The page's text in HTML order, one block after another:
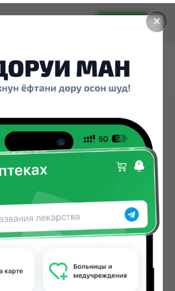
✕
Установить
ЗУБ.П.
50МЛ
МАКСФРГОЛУБ 50МЛ можно
в аптеках, Аслфарм №1,
№4, Аслфарм №6, Дору
23.00 TJS в Душанбе и